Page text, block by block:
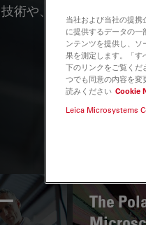
術や、最先端技術の活
The
当社および当社の提
に提供するデータの
ンテンツを提供し、
果を測定します。「す
下のリンクをご覧く
つでも同意の内容を変
読みください Cookie
Leica Microsystems